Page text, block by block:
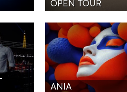
OPEN TOUR
ANIA